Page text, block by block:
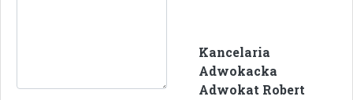
Kancelaria
Adwokacka
Adwokat Robert